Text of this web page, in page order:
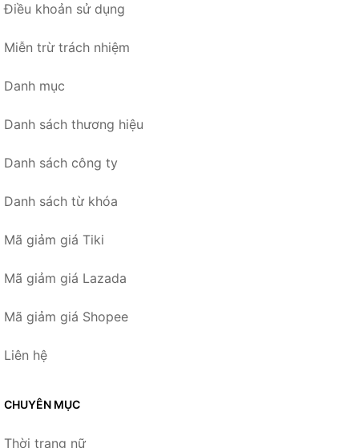
Điều khoản sử dụng
Miễn trừ trách nhiệm
Danh mục
Danh sách thương hiệu
Danh sách công ty
Danh sách từ khóa
Mã giảm giá Tiki
Mã giảm giá Lazada
Mã giảm giá Shopee
Liên hệ
CHUYÊN MỤC
Thời trang nữ